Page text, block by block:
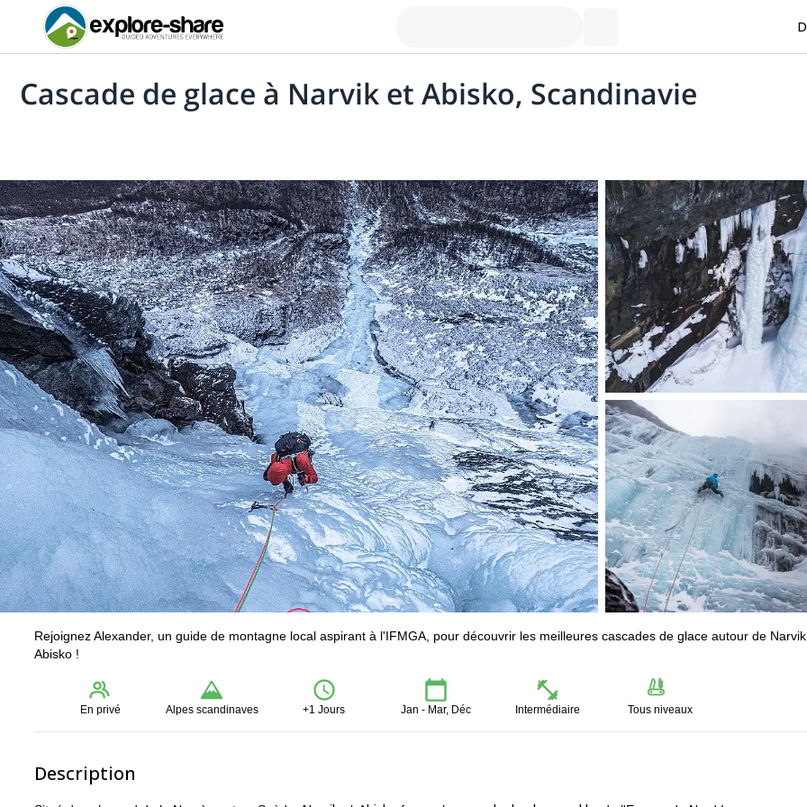
Cascade de glace à Narvik et Abisko, Scandinavie
Rejoignez Alexander, un guide de montagne local aspirant à l'IFMGA, pour découvrir les meilleures cascades de glace autour de
Abisko !
En privé Alpes scandinaves +1 Jours Jan - Mar, Déc Intermédiaire Tous niveaux
Description